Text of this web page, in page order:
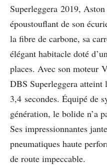
Superleggera 2019,
époustouflant de son
la fibre de carbone, sa
élégant habitacle doté
places. Avec son moteur
DBS Superleggera atteint
3,4 secondes. Équipé de
génération, le bolide n’a
Ses impressionnantes
pneumatiques haute
de route impeccable.